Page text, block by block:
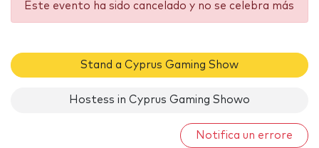
Este evento ha sido cancelado y no se celebra más
Stand a Cyprus Gaming Show
Hostess in Cyprus Gaming Showo
Notifica un errore